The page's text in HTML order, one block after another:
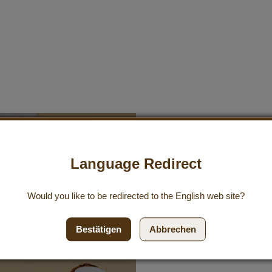
Anmeldung
Abonniere unseren
aktuelle Angebote zu
Abonnieren
Language Redirect
Would you like to be redirected to the English web site?
Bestätigen Abbrechen